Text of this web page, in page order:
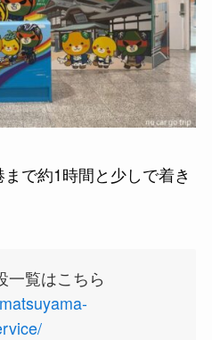
で約1時間と少しで着き
一覧はこちら